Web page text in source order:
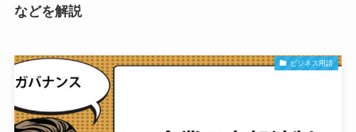
などを解説
ビジネス用語